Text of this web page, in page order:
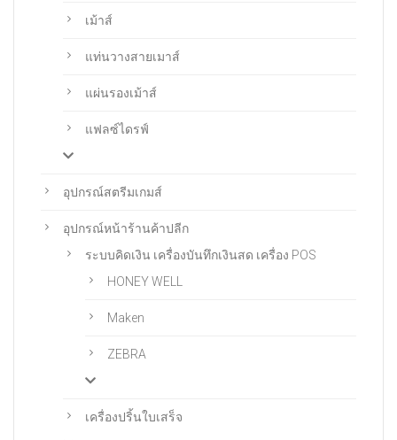
เม้าส์
แท่นวางสายเมาส์
แผ่นรองเม้าส์
แฟลซ์ไดรฟ์
อุปกรณ์สตรีมเกมส์
อุปกรณ์หน้าร้านค้าปลีก
ระบบคิดเงิน เครื่องบันทึกเงินสด เครื่อง POS
HONEY WELL
Maken
ZEBRA
เครื่องปริ้นใบเสร็จ